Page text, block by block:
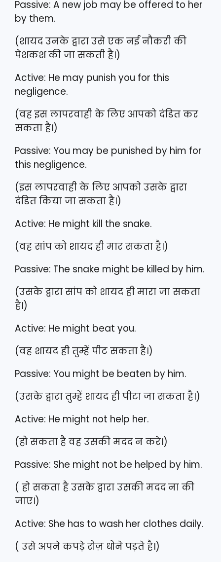
Passive: A new job may be offered to her
by them.
(शायद उनके द्वारा उसे एक नई नौकरी की
पेशकश की जा सकती है।)
Active: He may punish you for this
negligence.
(वह इस लापरवाही के लिए आपको दंडित कर
सकता है।)
Passive: You may be punished by him for
this negligence.
(इस लापरवाही के लिए आपको उसके द्वारा
दंडित किया जा सकता है।)
Active: He might kill the snake.
(वह सांप को शायद ही मार सकता है।)
Passive: The snake might be killed by him.
(उसके द्वारा सांप को शायद ही मारा जा सकता
है।)
Active: He might beat you.
(वह शायद ही तुम्हें पीट सकता है।)
Passive: You might be beaten by him.
(उसके द्वारा तुम्हें शायद ही पीटा जा सकता है।)
Active: He might not help her.
(हो सकता है वह उसकी मदद न करे।)
Passive: She might not be helped by him.
( हो सकता है उसके द्वारा उसकी मदद ना की
जाए।)
Active: She has to wash her clothes daily.
( उसे अपने कपड़े रोज़ धोने पड़ते है।)